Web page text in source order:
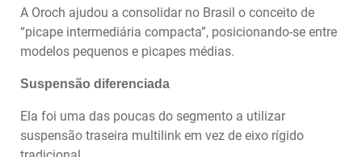
A Oroch ajudou a consolidar no Brasil o conceito de
“picape intermediária compacta”, posicionando-se entre
modelos pequenos e picapes médias.
Suspensão diferenciada
Ela foi uma das poucas do segmento a utilizar
suspensão traseira multilink em vez de eixo rígido